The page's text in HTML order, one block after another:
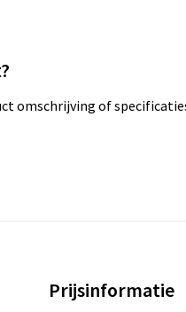
omschrijving of
Prijsinformatie